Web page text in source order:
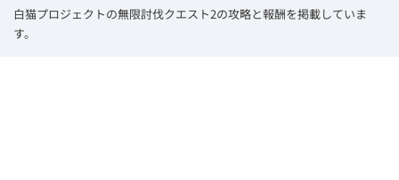
白猫プロジェクトの無限討伐クエスト2の攻略と報酬を掲載していま
す。